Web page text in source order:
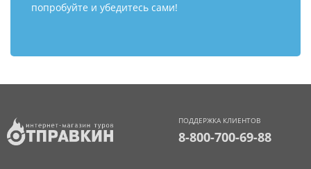
попробуйте и убедитесь сами!
ПОДДЕРЖКА КЛИЕНТОВ
8-800-700-69-88